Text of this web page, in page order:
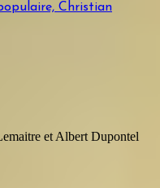
Christian
et Albert Dupontel